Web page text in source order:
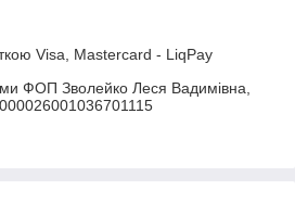
Visa, Mastercard - LiqPay
ФОП Зволейко Леся Вадимівна,